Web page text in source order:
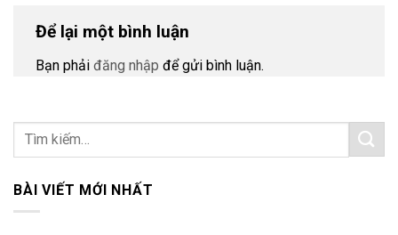
Để lại một bình luận
Bạn phải đăng nhập để gửi bình luận.
BÀI VIẾT MỚI NHẤT